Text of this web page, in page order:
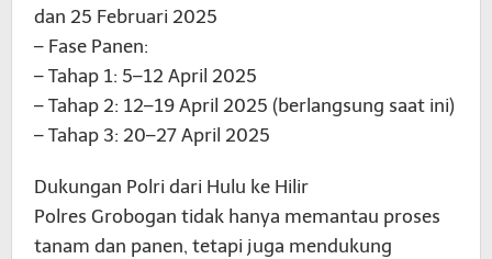
dan 25 Februari 2025
– Fase Panen:
– Tahap 1: 5–12 April 2025
– Tahap 2: 12–19 April 2025 (berlangsung saat ini)
– Tahap 3: 20–27 April 2025
Dukungan Polri dari Hulu ke Hilir
Polres Grobogan tidak hanya memantau proses
tanam dan panen, tetapi juga mendukung